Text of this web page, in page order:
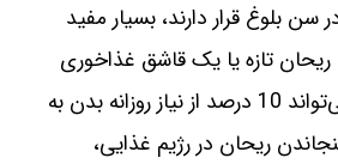
بلوغ قرار دارند، بسیار مفید
2 فنجان ریحان تازه یا یک قاشق غذاخوری
ریحان خشک شده، می‌تواند 10 درصد از نیاز روزانه بدن به
ریحان در رژیم غذایی،